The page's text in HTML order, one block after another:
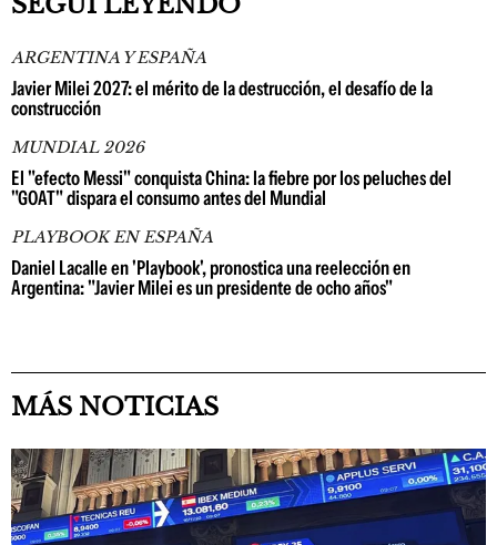
ARGENTINA Y ESPAÑA
Javier Milei 2027: el mérito de la destrucción, el desafío de la
construcción
MUNDIAL 2026
El "efecto Messi" conquista China: la fiebre por los peluches del
"GOAT" dispara el consumo antes del Mundial
PLAYBOOK EN ESPAÑA
Daniel Lacalle en 'Playbook', pronostica una reelección en
Argentina: "Javier Milei es un presidente de ocho años"
MÁS NOTICIAS